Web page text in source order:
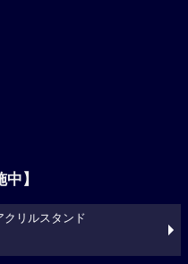
】
クリルスタンド